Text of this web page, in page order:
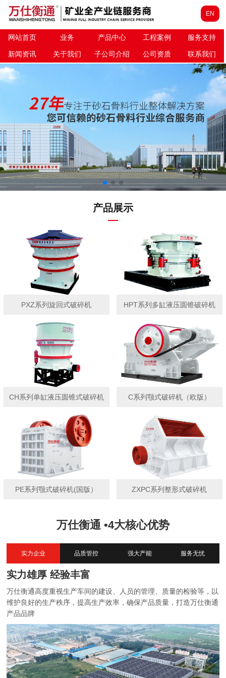
EN
网站首页 业务 产品中心 工程案例 服务支持
新闻资讯 关于我们 子公司介绍 公司资质 联系我们
产品展示
PXZ系列旋回式破碎机 HPT系列多缸液压圆锥破碎机
CH系列单缸液压圆锥式破碎机 C系列颚式破碎机（欧版）
PE系列颚式破碎机(国版） ZXPC系列整形式破碎机
万仕衡通 •4大核心优势
实力企业 品质管控 强大产能 服务无忧
实力雄厚 经验丰富
万仕衡通高度重视生产车间的建设、人员的管理、质量的检验等，以
维护良好的生产秩序，提高生产效率，确保产品质量，打造万仕衡通
产品品牌